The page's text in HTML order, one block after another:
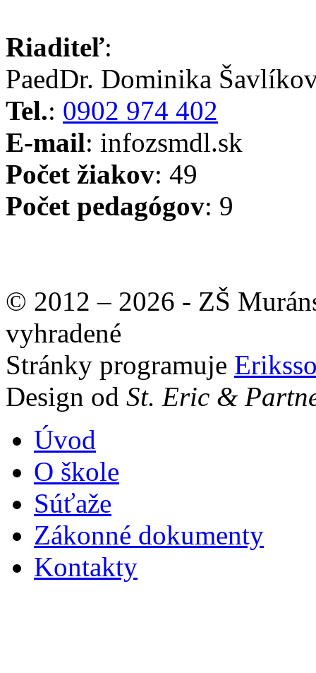
Riaditeľ:
PaedDr. Dominika
Tel.: 0902 974 402
E-mail: infozsmdl.sk
Počet žiakov: 49
Počet pedagógov: 9
© 2012 – 2026 - ZŠ
vyhradené
Stránky programuje
Design od St. Eric &
Úvod
O škole
Súťaže
Zákonné dokumenty
Kontakty